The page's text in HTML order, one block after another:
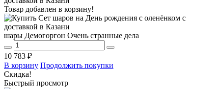
Товар добавлен в корзину!
шары Демогоргон Очень странные дела
10 783 ₽
В корзину Продолжить покупки
Скидка!
Быстрый просмотр